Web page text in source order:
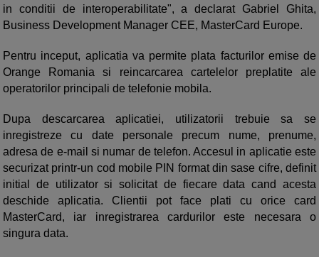
in conditii de interoperabilitate", a declarat Gabriel Ghita,
Business Development Manager CEE, MasterCard Europe.
Pentru inceput, aplicatia va permite plata facturilor emise de
Orange Romania si reincarcarea cartelelor preplatite ale
operatorilor principali de telefonie mobila.
Dupa descarcarea aplicatiei, utilizatorii trebuie sa se
inregistreze cu date personale precum nume, prenume,
adresa de e-mail si numar de telefon. Accesul in aplicatie este
securizat printr-un cod mobile PIN format din sase cifre, definit
initial de utilizator si solicitat de fiecare data cand acesta
deschide aplicatia. Clientii pot face plati cu orice card
MasterCard, iar inregistrarea cardurilor este necesara o
singura data.